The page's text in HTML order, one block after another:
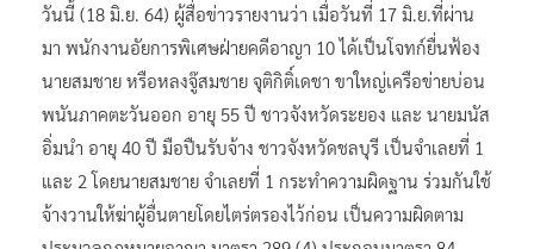
วันนี้ (18 มิ.ย. 64) ผู้สื่อข่าวรายงานว่า เมื่อวันที่ 17 มิ.ย.ที่ผ่าน
มา พนักงานอัยการพิเศษฝ่ายคดีอาญา 10 ได้เป็นโจทก์ยื่นฟ้อง
นายสมชาย หรือหลงจู๊สมชาย จุติกิติ์เดชา ขาใหญ่เครือข่ายบ่อน
พนันภาคตะวันออก อายุ 55 ปี ชาวจังหวัดระยอง และ นายมนัส
อิ่มนำ อายุ 40 ปี มือปืนรับจ้าง ชาวจังหวัดชลบุรี เป็นจำเลยที่ 1
และ 2 โดยนายสมชาย จำเลยที่ 1 กระทำความผิดฐาน ร่วมกันใช้
จ้างวานให้ฆ่าผู้อื่นตายโดยไตร่ตรองไว้ก่อน เป็นความผิดตาม